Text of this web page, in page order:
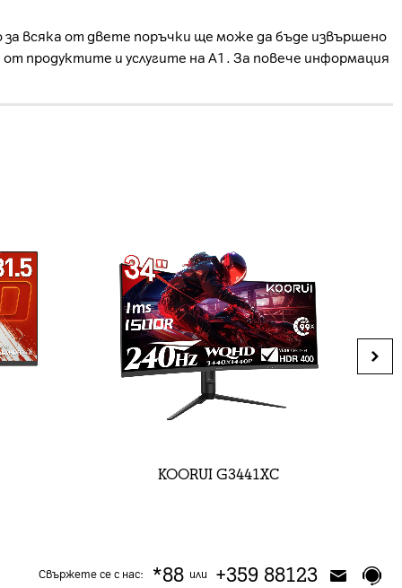
всяка от двете поръчки ще може да бъде извършено
продуктите и услугите на А1. За повече информация
KOORUI G3441XC
Свържете се с нас: *88 или +359 88123